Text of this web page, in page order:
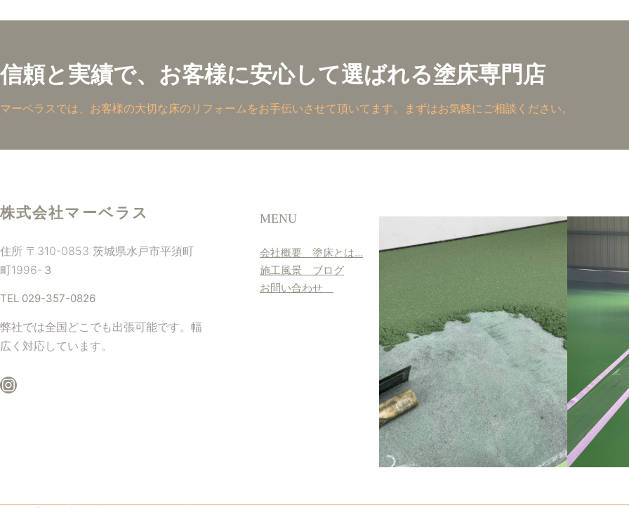
信頼と実績で、お客様に安心して選ばれる塗床専門店
マーベラスでは、お客様の大切な床のリフォームをお手伝いさせて頂いてます。まずはお気軽にご相談ください。
株式会社マーベラス
住所 〒310-0853 茨城県水戸市平須町
町1996-３
TEL 029-357-0826
弊社では全国どこでも出張可能です。幅
広く対応しています。
Instagram
MENU
会社概要 塗床とは…
施工風景 ブログ
お問い合わせ